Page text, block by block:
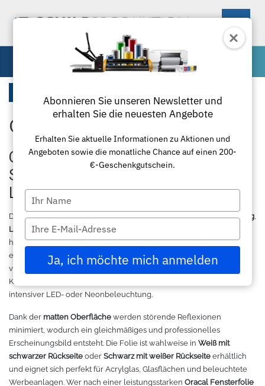
Maschinen
Schneideplotter
Laminierung
Schneidemaschinen
Laserbearbeitung
Direct-to-Film Drucker
Solventdrucker
Materialien
Übersicht
Applikationsfolie
Oracal 631
Oracal 751
Oracal 951
Zubehör
Plottermesser
Roland
Graphtec
ANA-GRAPH
Foison
Textil
Poloshirts
Sweatshirt
T-Shirts
Jacken
Paketlösungen
Makerspace - FabLab
Gut loslegen mit dem Startpacket
Angebote
Oracal 8870 Folie
Oracal 8870 – Hochdeckende
Spezialfolie für professionelle
Lichtwerbung
Die Oracal 8870ist die ideale Lösung für hochwertigeLichtwerbung,
Leuchtkästenund hinterleuchtete Beschilderungen
hochwertigeOracal 8870 BlockoutFolie überzeugt sie durch ihre
extreme Deckkraft und verhindert zuverlässig das Durchscheinen
von Licht. Die
Oracal 8870 Blockout Film
Konturen, satte Farben und maximale Kontraste – selbst bei
intensiver LED- oder Neonbeleuchtung.
Dank der matten Oberfläche werden störende Reflexionen
minimiert, wodurch ein gleichmäßiges und professionelles
Erscheinungsbild entsteht. Die Folie ist wahlweise in Weiß mit
schwarzer Rückseite oder Schwarz mit weißer Rückseite erhältlich
und eignet sich perfekt für Acrylglas, Glasflächen und beleuchtete
Werbeanlagen. Wer nach einer leistungsstarken Oracal Fensterfolie
Abonnieren Sie unseren Newsletter und
erhalten Sie die neuesten Angebote
Erhalten Sie aktuelle Informationen zu Aktionen und
Angeboten sowie die monatliche Chance auf einen 200-
€-Geschenkgutschein.
Type
your
name
Type
your
email
Ja, ich möchte mich anmelden